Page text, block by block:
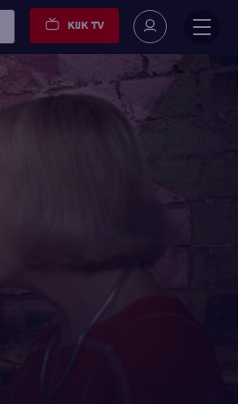
KIJK TV